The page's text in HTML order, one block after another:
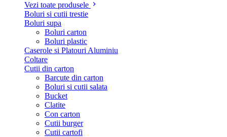
Vezi toate produsele
Boluri si cutii trestie
Boluri supa
Boluri carton
Boluri plastic
Caserole si Platouri Aluminiu
Coltare
Cutii din carton
Barcute din carton
Boluri si cutii salata
Bucket
Clatite
Con carton
Cutii burger
Cutii cartofi